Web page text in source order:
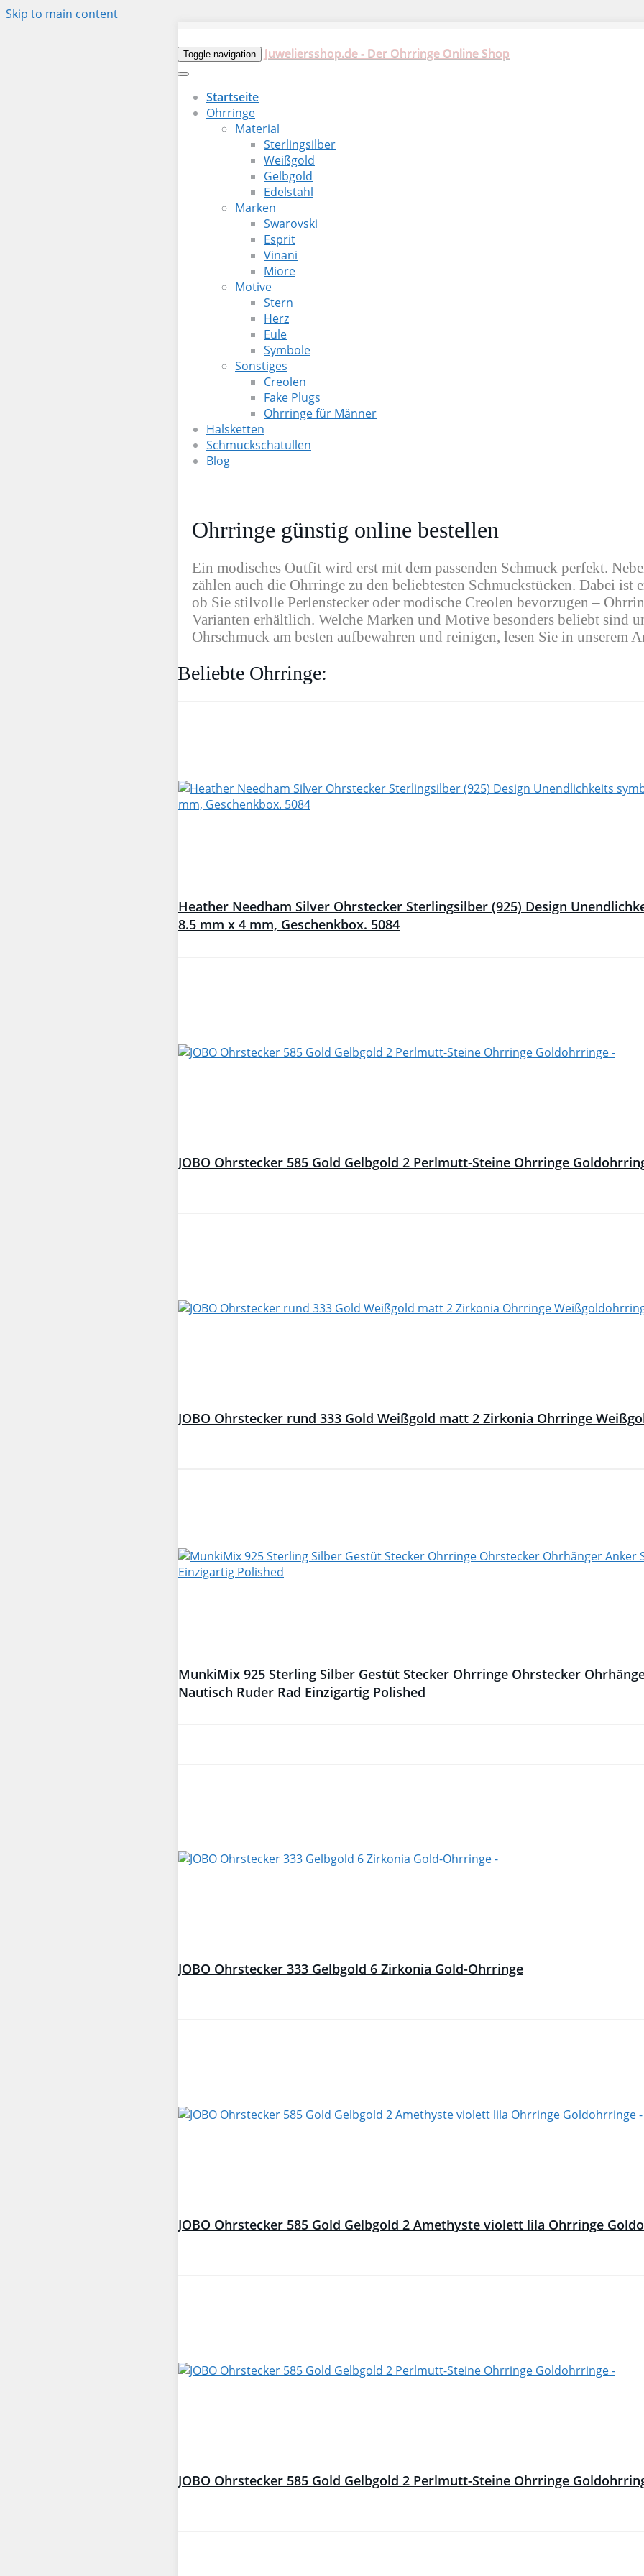
Skip to main content
Toggle navigation Juweliersshop.de - Der Ohrringe Online Shop
Startseite
Ohrringe
Material
Sterlingsilber
Weißgold
Gelbgold
Edelstahl
Marken
Swarovski
Esprit
Vinani
Miore
Motive
Stern
Herz
Eule
Symbole
Sonstiges
Creolen
Fake Plugs
Ohrringe für Männer
Halsketten
Schmuckschatullen
Blog
Ohrringe günstig online bestellen
Ein modisches Outfit wird erst mit dem passenden Schmuck perfekt.
zählen auch die Ohrringe zu den beliebtesten Schmuckstücken. Dabei ist
ob Sie stilvolle Perlenstecker oder modische Creolen bevorzugen –
Varianten erhältlich. Welche Marken und Motive besonders beliebt sind
Ohrschmuck am besten aufbewahren und reinigen, lesen Sie in unserem
Beliebte Ohrringe:
Heather Needham Silver Ohrstecker Sterlingsilber (925) Design
8.5 mm x 4 mm, Geschenkbox. 5084
JOBO Ohrstecker 585 Gold Gelbgold 2 Perlmutt-Steine Ohrringe
JOBO Ohrstecker rund 333 Gold Weißgold matt 2 Zirkonia Ohrringe
MunkiMix 925 Sterling Silber Gestüt Stecker Ohrringe Ohrstecker
Nautisch Ruder Rad Einzigartig Polished
JOBO Ohrstecker 333 Gelbgold 6 Zirkonia Gold-Ohrringe
JOBO Ohrstecker 585 Gold Gelbgold 2 Amethyste violett lila Ohrringe
JOBO Ohrstecker 585 Gold Gelbgold 2 Perlmutt-Steine Ohrringe